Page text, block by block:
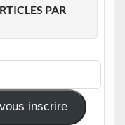
PAR
inscrire